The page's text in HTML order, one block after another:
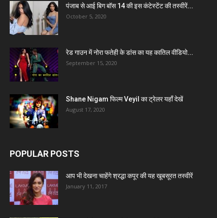
पंजाब से आई बिग बॉस 14 की इस कंटेस्टेंट की तस्वीरें...
October 5, 2020
रेड गाउन में नोरा फतेही के डांस का यह कातिल वीडियो...
September 15, 2020
Shane Nigam फिल्म Veyil का ट्रेलर यहाँ देखें
August 17, 2020
POPULAR POSTS
आप भी देखना चाहेंगे श्रद्धा कपूर की यह खूबसूरत तस्वीरें
January 11, 2017